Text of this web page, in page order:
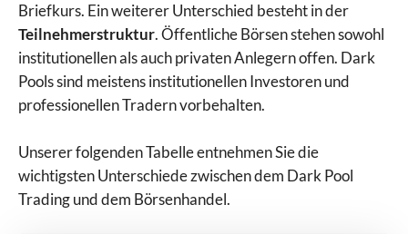
Briefkurs. Ein weiterer Unterschied besteht in der
Teilnehmerstruktur. Öffentliche Börsen stehen sowohl
institutionellen als auch privaten Anlegern offen. Dark
Pools sind meistens institutionellen Investoren und
professionellen Tradern vorbehalten.
Unserer folgenden Tabelle entnehmen Sie die
wichtigsten Unterschiede zwischen dem Dark Pool
Trading und dem Börsenhandel.